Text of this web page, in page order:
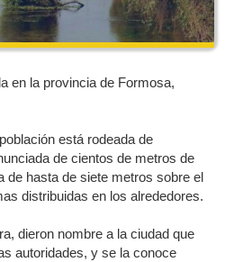
en la provincia de Formosa,
está rodeada de
de cientos de metros de
de hasta de siete metros sobre el
distribuidas en los alrededores.
dieron nombre a la ciudad que
autoridades, y se la conoce